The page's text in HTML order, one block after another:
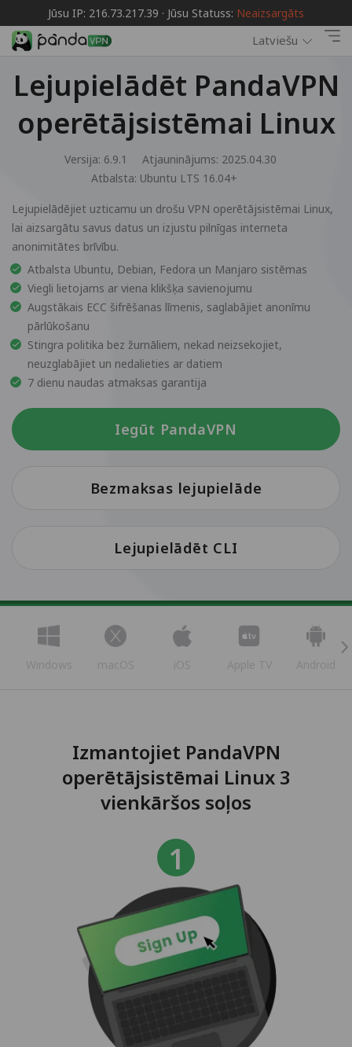
Jūsu IP: 216.73.217.39 · Jūsu Statuss: Neaizsargāts
Latviešu
Lejupielādēt PandaVPN
operētājsistēmai Linux
Versija: 6.9.1
Atjauninājums: 2025.04.30
Atbalsta: Ubuntu LTS 16.04+
Lejupielādējiet uzticamu un drošu VPN operētājsistēmai Linux,
lai aizsargātu savus datus un izjustu pilnīgas interneta
anonimitātes brīvību.
Atbalsta Ubuntu, Debian, Fedora un Manjaro sistēmas
Viegli lietojams ar viena klikšķa savienojumu
Augstākais ECC šifrēšanas līmenis, saglabājiet anonīmu
pārlūkošanu
Stingra politika bez žurnāliem, nekad neizsekojiet,
neuzglabājiet un nedalieties ar datiem
7 dienu naudas atmaksas garantija
Iegūt PandaVPN
Bezmaksas lejupielāde
Lejupielādēt CLI
Windows macOS iOS Apple TV Android
Izmantojiet PandaVPN
operētājsistēmai Linux 3
vienkāršos soļos